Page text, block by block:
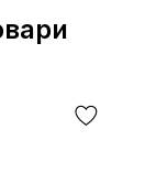
та інше,
числі, але не